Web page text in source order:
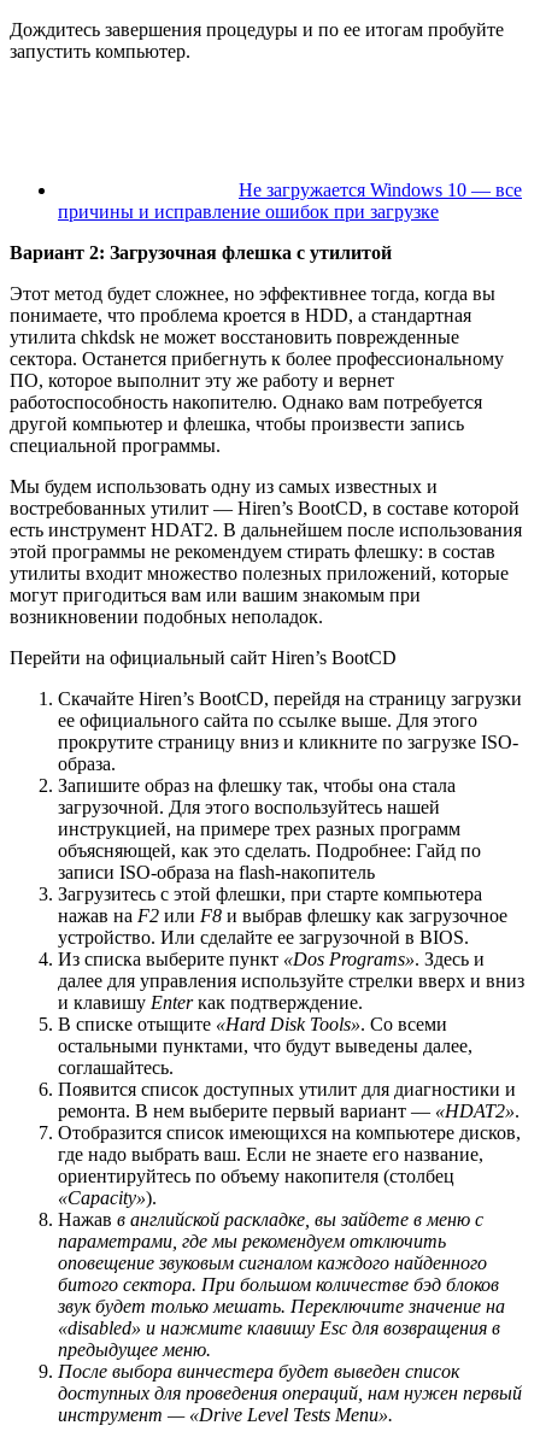
Дождитесь завершения процедуры и по ее итогам пробуйте
запустить компьютер.
Не загружается Windows 10 — все
причины и исправление ошибок при загрузке
Вариант 2: Загрузочная флешка с утилитой
Этот метод будет сложнее, но эффективнее тогда, когда вы
понимаете, что проблема кроется в HDD, а стандартная
утилита chkdsk не может восстановить поврежденные
сектора. Останется прибегнуть к более профессиональному
ПО, которое выполнит эту же работу и вернет
работоспособность накопителю. Однако вам потребуется
другой компьютер и флешка, чтобы произвести запись
специальной программы.
Мы будем использовать одну из самых известных и
востребованных утилит — Hiren’s BootCD, в составе которой
есть инструмент HDAT2. В дальнейшем после использования
этой программы не рекомендуем стирать флешку: в состав
утилиты входит множество полезных приложений, которые
могут пригодиться вам или вашим знакомым при
возникновении подобных неполадок.
Перейти на официальный сайт Hiren’s BootCD
Скачайте Hiren’s BootCD, перейдя на страницу загрузки
ее официального сайта по ссылке выше. Для этого
прокрутите страницу вниз и кликните по загрузке ISO-
образа.
Запишите образ на флешку так, чтобы она стала
загрузочной. Для этого воспользуйтесь нашей
инструкцией, на примере трех разных программ
объясняющей, как это сделать. Подробнее: Гайд по
записи ISO-образа на flash-накопитель
Загрузитесь с этой флешки, при старте компьютера
нажав на F2 или F8 и выбрав флешку как загрузочное
устройство. Или сделайте ее загрузочной в BIOS.
Из списка выберите пункт «Dos Programs». Здесь и
далее для управления используйте стрелки вверх и вниз
и клавишу Enterкак подтверждение.
В списке отыщите «Hard Disk Tools». Со всеми
остальными пунктами, что будут выведены далее,
соглашайтесь.
Появится список доступных утилит для диагностики и
ремонта. В нем выберите первый вариант — «HDAT2».
Отобразится список имеющихся на компьютере дисков,
где надо выбрать ваш. Если не знаете его название,
ориентируйтесь по объему накопителя (столбец
«Capacity»).
Нажав в английской раскладке, вы зайдете в меню с
параметрами, где мы рекомендуем отключить
оповещение звуковым сигналом каждого найденного
битого сектора. При большом количестве бэд блоков
звук будет только мешать. Переключите значение на
«disabled» и нажмите клавишу Esc для возвращения в
предыдущее меню.
После выбора винчестера будет выведен список
доступных для проведения операций, нам нужен первый
инструмент — «Drive Level Tests Menu».